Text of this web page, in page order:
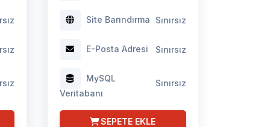
Site Barındırma Sınırsız
E-Posta Adresi Sınırsız
MySQL
Veritabanı
Sınırsız
SEPETE EKLE